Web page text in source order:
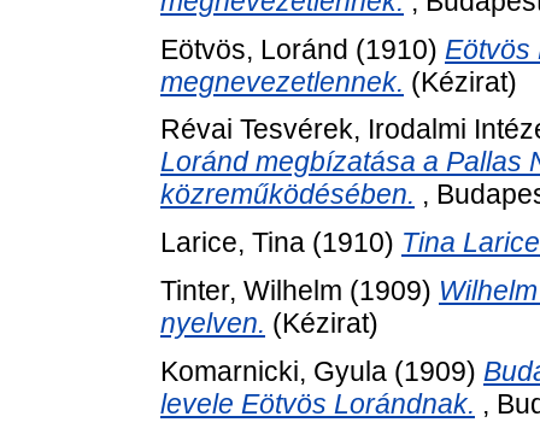
Eötvös, Loránd (1910) Eötvös
megnevezetlennek. (Kézirat)
Révai Tesvérek, Irodalmi
Loránd megbízatása a Pallas
közreműködésében. ,
Larice, Tina (1910) Tina
Tinter, Wilhelm (1909)
nyelven. (Kézirat)
Komarnicki, Gyula (1909)
levele Eötvös Lorándnak. ,